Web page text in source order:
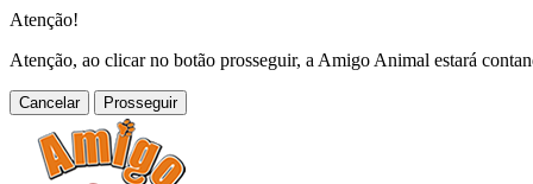
Atenção!
Atenção, ao clicar no botão prosseguir, a Amigo Animal estará
Cancelar